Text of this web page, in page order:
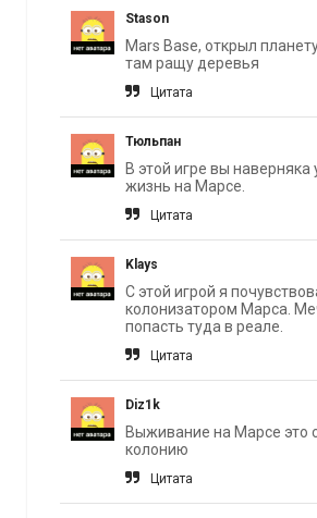
Stason
Mars Base, открыл
там ращу деревья
Цитата
Тюльпан
В этой игре вы наверняка
жизнь на Марсе.
Цитата
Klays
С этой игрой я
колонизатором Марса.
попасть туда в реале.
Цитата
Diz1k
Выживание на Марсе это
колонию
Цитата